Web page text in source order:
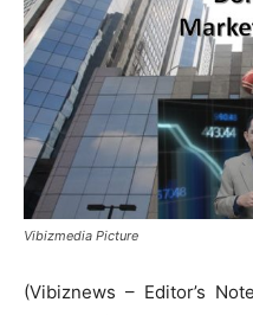
Vibizmedia Picture
(Vibiznews – Editor’s